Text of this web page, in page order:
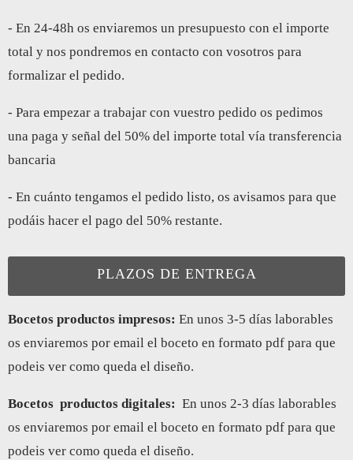
- En 24-48h os enviaremos un presupuesto con el importe
total y nos pondremos en contacto con vosotros para
formalizar el pedido.
- Para empezar a trabajar con vuestro pedido os pedimos
una paga y señal del 50% del importe total vía transferencia
bancaria
- En cuánto tengamos el pedido listo, os avisamos para que
podáis hacer el pago del 50% restante.
PLAZOS DE ENTREGA
Bocetos productos impresos: En unos 3-5 días laborables
os enviaremos por email el boceto en formato pdf para que
podeis ver como queda el diseño.
Bocetos productos digitales: En unos 2-3 días laborables
os enviaremos por email el boceto en formato pdf para que
podeis ver como queda el diseño.